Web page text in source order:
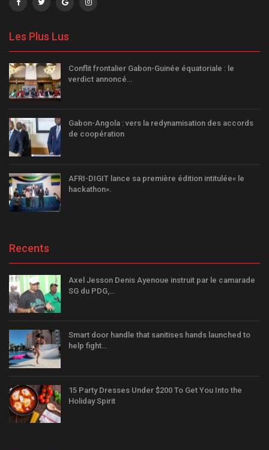
Les Plus Lus
Conflit frontalier Gabon-Guinée équatoriale : le
verdict annoncé…
Gabon-Angola : vers la redynamisation des accords
de coopération
AFRI-DIGIT lance sa première édition intitulée« le
hackathon».
Recents
Axel Jesson Denis Ayenoue instruit par le camarade
SG du PDG,…
Smart door handle that sanitises hands launched to
help fight…
15 Party Dresses Under $200 To Get You Into the
Holiday Spirit